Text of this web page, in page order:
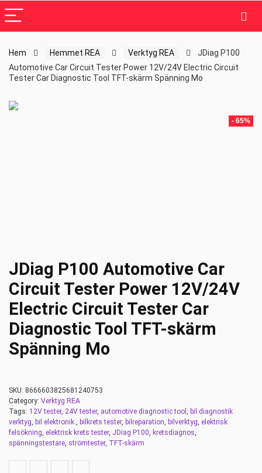
Hem Hemmet REA Verktyg REA
JDiag P100
Automotive Car Circuit Tester Power 12V/24V Electric Circuit
Tester Car Diagnostic Tool TFT-skärm Spänning Mo
- 65%
JDiag P100 Automotive Car
Circuit Tester Power 12V/24V
Electric Circuit Tester Car
Diagnostic Tool TFT-skärm
Spänning Mo
SKU: 8666603825681240753
Category: Verktyg REA
Tags: 12V tester, 24V tester, automotive diagnostic tool , bil diagnostik
verktyg, bil elektronik., bilkrets tester, bilreparation, bilverktyg, elektrisk
felsökning, elektrisk krets tester, JDiag P100, kretsdiagnos,
spänningstestare, strömtester, TFT-skärm